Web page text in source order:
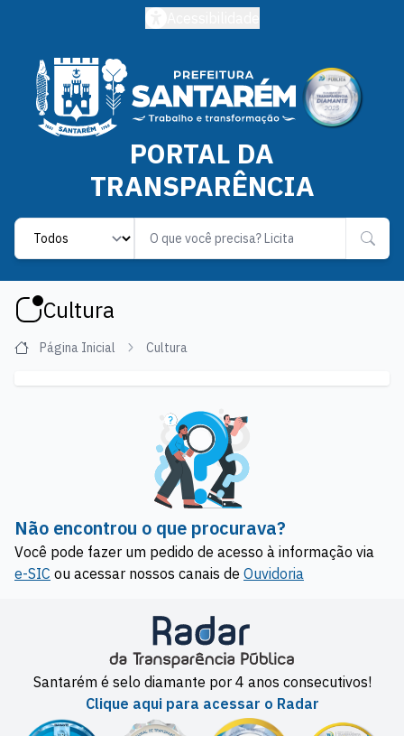
PORTAL DA
TRANSPARÊNCIA
Label
Cultura
Página Inicial Cultura
Não encontrou o que procurava?
Você pode fazer um pedido de acesso à informação via
e-SIC ou acessar nossos canais de Ouvidoria
Santarém é selo diamante por 4 anos consecutivos!
Clique aqui para acessar o Radar